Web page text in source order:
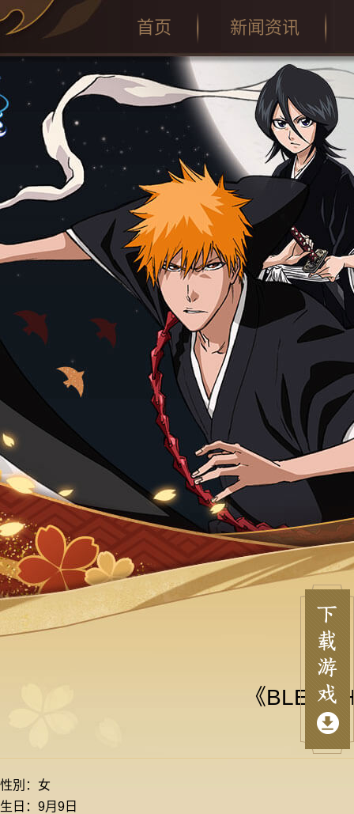
首页 新闻资讯
《
性別：女
生日：9月9日